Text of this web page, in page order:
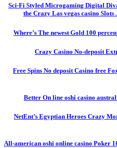
Sci-Fi Styled Microgaming Digital
the Crazy Las vegas casino
Where’s The newest Gold 100
Crazy Casino No-deposit
50 Free Spins No deposit Casino free
Better On line oshi casino
NetEnt’s Egyptian Heroes Crazy
All-american oshi online casino Poker